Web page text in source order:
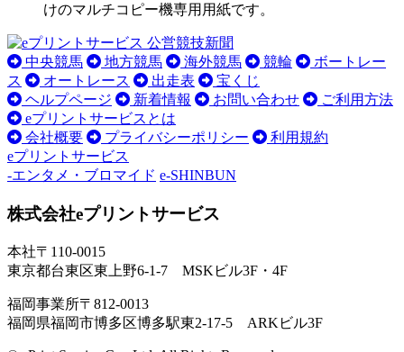
けのマルチコピー機専用用紙です。
中央競馬 地方競馬 海外競馬 競輪
ボートレー
ス
オートレース 出走表
宝くじ
ヘルプページ
新着情報 お問い合わせ
ご利用方法
eプリントサービスとは
会社概要
プライバシーポリシー
利用規約
eプリントサービス
-エンタメ・ブロマイド e-SHINBUN
株式会社eプリントサービス
本社〒110-0015
東京都台東区東上野6-1-7 MSKビル3F・4F
福岡事業所〒812-0013
福岡県福岡市博多区博多駅東2-17-5 ARKビル3F